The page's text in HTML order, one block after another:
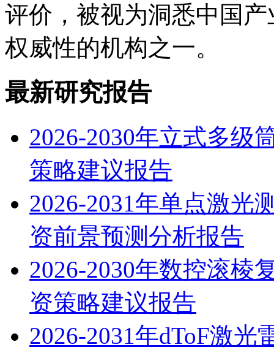
评价，被视为洞悉中国
权威性的机构之一。
最新研究报告
2026-2030年立式多级
策略建议报告
2026-2031年单点激光
资前景预测分析报告
2026-2030年数控滚棱
资策略建议报告
2026-2031年dToF激